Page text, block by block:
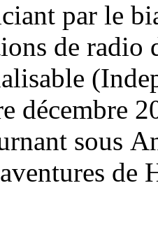
par le
de radio
décembre
sous
de